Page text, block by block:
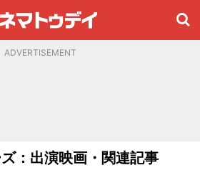
ADVERTISEMENT
：出演映画・関連記事